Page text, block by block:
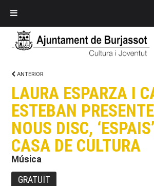
ANTERIOR
LAURA ESPARZA I
ESTEBAN
NOUS DISC,
CASA DE CULTURA
Música
GRATUÏT